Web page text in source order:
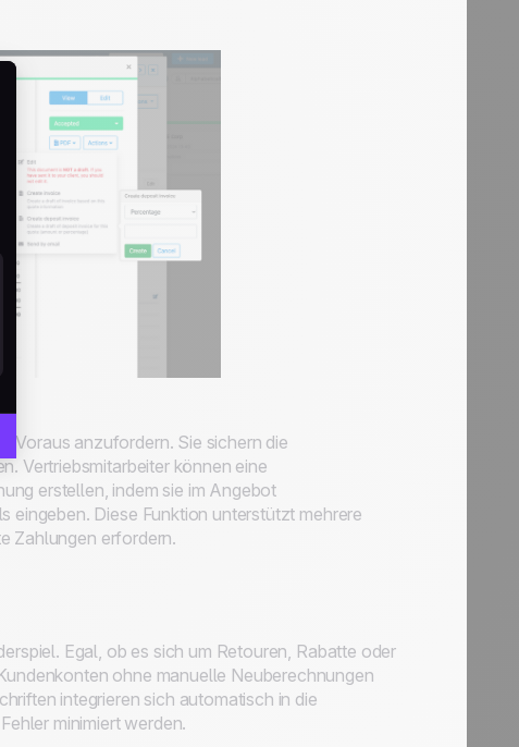
Voraus anzufordern. Sie sichern die
Vertriebsmitarbeiter können eine
erstellen, indem sie im Angebot
eingeben. Diese Funktion unterstützt mehrere
Zahlungen erfordern.
Egal, ob es sich um Retouren, Rabatte oder
ohne manuelle Neuberechnungen
integrieren sich automatisch in die
minimiert werden.